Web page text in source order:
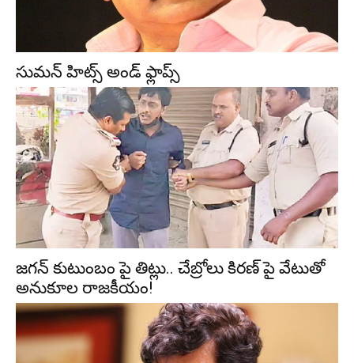
సుమ‌న్ హిట్స్ అండ్ ఫ్లాప్స్‌
జగన్ కుటుంబం పై తిట్లు.. చేబ్రోలు కిరణ్ పై వేటుతో
అనుకూల రాజకీయం!